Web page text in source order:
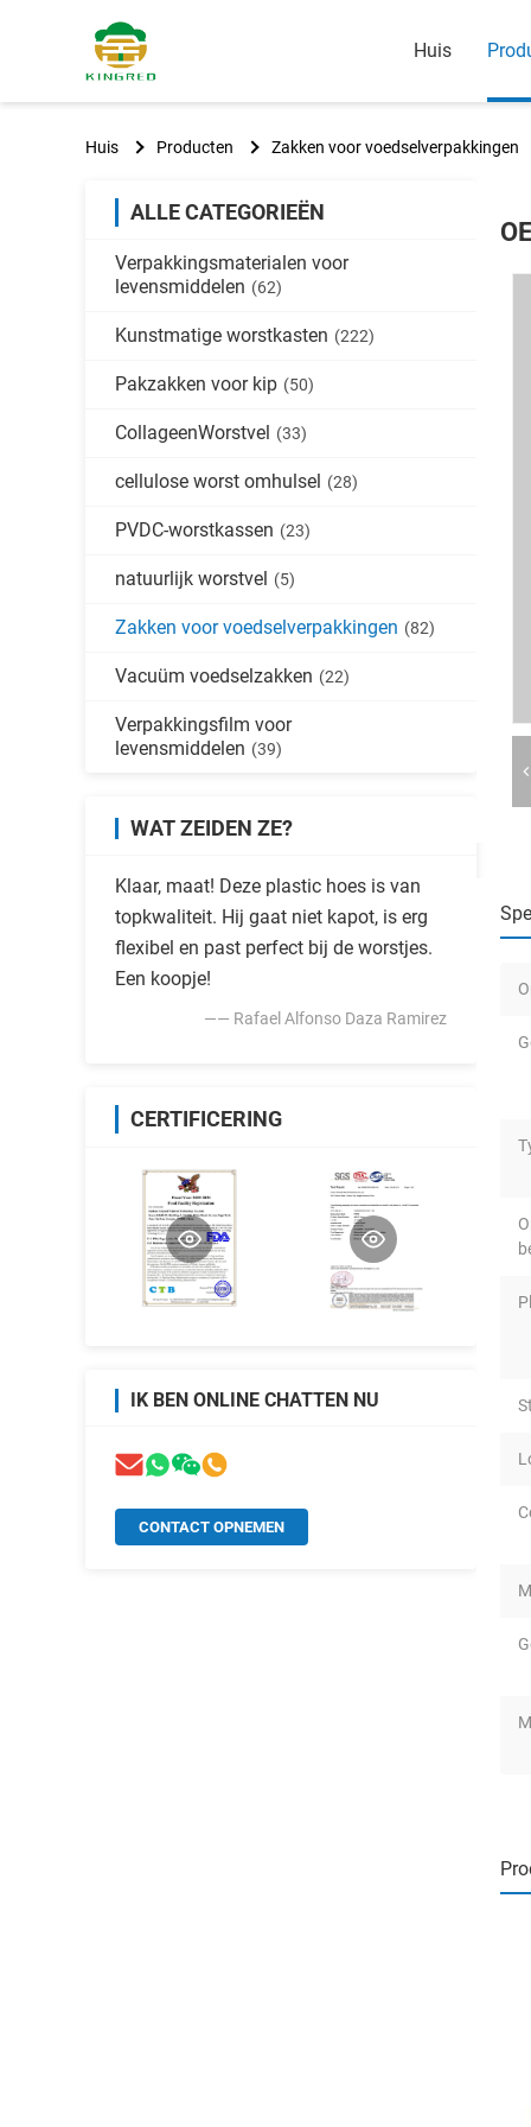
Huis
Huis Producten Zakken voor voedselverpakkingen
ALLE CATEGORIEËN
Verpakkingsmaterialen voor
levensmiddelen (62)
Kunstmatige worstkasten (222)
Pakzakken voor kip (50)
CollageenWorstvel (33)
cellulose worst omhulsel (28)
PVDC-worstkassen (23)
natuurlijk worstvel (5)
Zakken voor voedselverpakkingen (82)
Vacuüm voedselzakken (22)
Verpakkingsfilm voor
levensmiddelen (39)
WAT ZEIDEN ZE?
Klaar, maat! Deze plastic hoes is van
topkwaliteit. Hij gaat niet kapot, is erg
flexibel en past perfect bij de worstjes.
Een koopje!
—— Rafael Alfonso Daza Ramirez
CERTIFICERING
IK BEN ONLINE CHATTEN NU
CONTACT OPNEMEN